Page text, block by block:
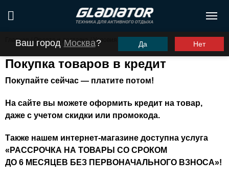
Ваш город Москва? Да Нет
Главная Оплата и доставка / Условия рассрочки
Покупка товаров в кредит
Покупайте сейчас — платите потом!
На сайте вы можете оформить кредит на товар,
даже с учетом скидки или промокода.
Также нашем интернет-магазине доступна услуга
«РАССРОЧКА НА ТОВАРЫ СО СРОКОМ
ДО 6 МЕСЯЦЕВ БЕЗ ПЕРВОНАЧАЛЬНОГО ВЗНОСА»!